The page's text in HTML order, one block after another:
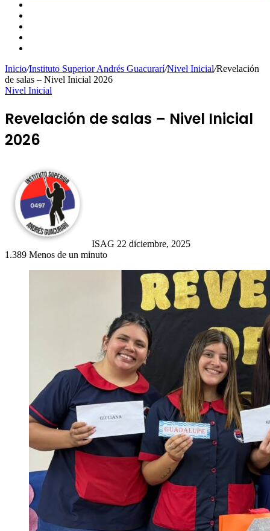
Inicio/Instituto Superior Andrés Guacurarí/Nivel Inicial/Revelación
de salas – Nivel Inicial 2026
Nivel Inicial
Revelación de salas – Nivel Inicial
2026
ISAG 22 diciembre, 2025
1.389 Menos de un minuto